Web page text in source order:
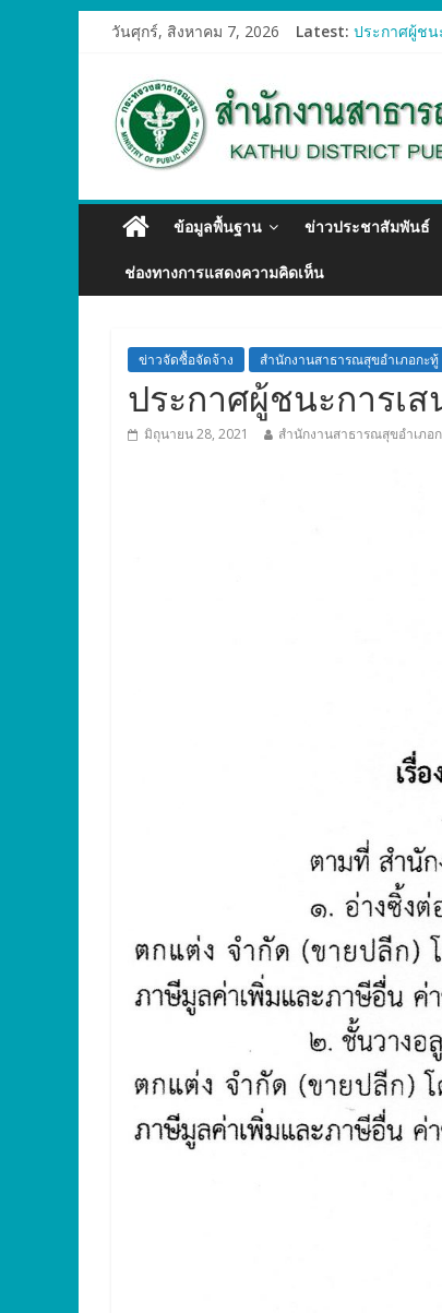
วันศุกร์, สิงหาคม 7, 2026 Latest: ประกาศผู้ชน
ประกาศผู้ชน
ประกาศผู้ชน
ข้อมูลพื้นฐาน ข่าวประชาสัมพันธ์
ช่องทางการแสดงความคิดเห็น
ข่าวจัดซื้อจัดจ้าง สำนักงานสาธารณสุขอำเภอกะทู้
ประกาศผู้ชนะการเ
มิถุนายน 28, 2021 สำนักงานสาธารณสุขอำเภอ